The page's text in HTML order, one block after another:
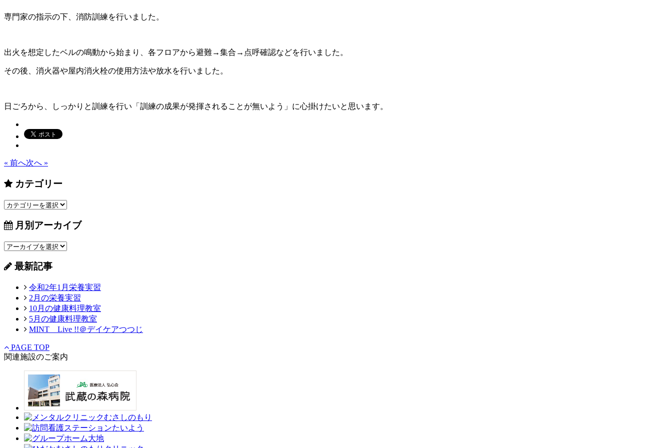
専門家の指示の下、消防訓練を行いました。
出火を想定したベルの鳴動から始まり、各フロアから避難→集合→点呼確認などを行いました。
その後、消火器や屋内消火栓の使用方法や放水を行いました。
日ごろから、しっかりと訓練を行い「訓練の成果が発揮されることが無いよう」に心掛けたいと思います。
« 前へ次へ »
カテゴリー
月別アーカイブ
最新記事
令和2年1月栄養実習
2月の栄養実習
10月の健康料理教室
5月の健康料理教室
MINT Live !!＠デイケアつつじ
PAGE TOP
関連施設のご案内